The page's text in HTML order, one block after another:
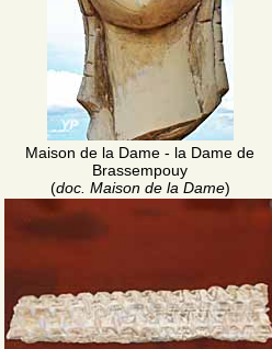
Maison de la Dame - la Dame de
Brassempouy
(doc. Maison de la Dame)